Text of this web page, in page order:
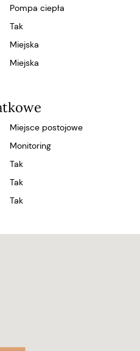
pompa ciepła
Tak
miejska
miejska
miejsce postojowe
monitoring
Tak
Tak
Tak